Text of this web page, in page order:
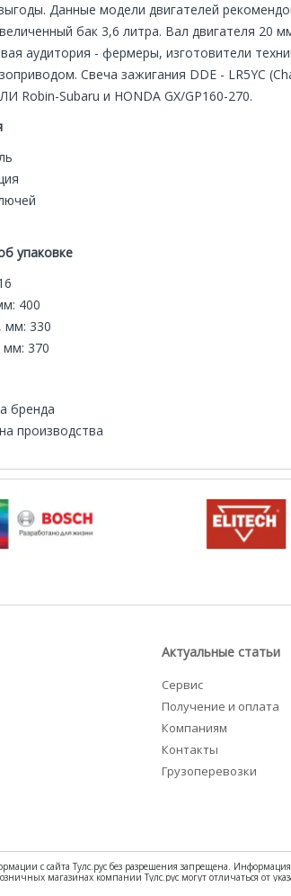
A22
Данные модели двигателей
бак 3,6 литра. Вал двигателя 20
аудитория - фермеры, изготовители
Свеча зажигания DDE - LR5YC
Robin-Subaru и HONDA GX/GP160-270.
упаковке
400
мм: 330
370
бренда
производства
Актуальные статьи
Сервис
Получение и оплата
Компаниям
Контакты
Грузоперевозки
с сайта Тулс.рус без разрешения запрещена.
магазинах компании Тулс.рус могут отличаться от